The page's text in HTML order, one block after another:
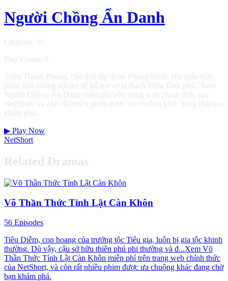
Người Chồng Ẩn Danh
Chapters: 60
Play Count: 0
Triệu Thanh Phong, chủ tịch tập đoàn Phong Đỉnh, che giấu thân
phận làm chồng nội trợ để hỗ trợ vợ là Bạch Hiểu Tinh phá...Xem
Người Chồng Ẩn Danh miễn phí trên trang web chính thức của
NetShort, và còn rất nhiều phim được ưa chuộng khác đang chờ bạn
khám phá.
▶ Play Now
NetShort
Related Dramas
Võ Thần Thức Tỉnh Lật Càn Khôn
56 Episodes
Tiêu Diễm, con hoang của trưởng tộc Tiêu gia, luôn bị gia tộc khinh
thường. Dù vậy, cậu sở hữu thiên phú phi thường và đ...Xem Võ
Thần Thức Tỉnh Lật Càn Khôn miễn phí trên trang web chính thức
của NetShort, và còn rất nhiều phim được ưa chuộng khác đang chờ
bạn khám phá.